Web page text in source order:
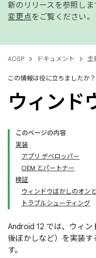
新のリリースを参照し
変更点をご覧ください。
AOSP ドキュメント 主
この情報は役に立ちましたか？
ウィンド
このページの内容
実装
アプリ デベロッパー
OEM とパートナー
検証
ウィンドウぼかしのオン
トラブルシューティング
Android 12 では、ウィ
後ぼかしなど）を実装す
す。